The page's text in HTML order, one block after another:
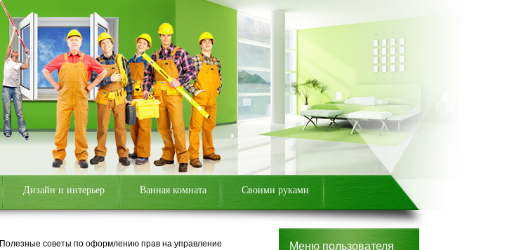
Дизайн и интерьер Ванная комната Своими руками
Меню пользователя
Полезные советы по оформлению прав на управление